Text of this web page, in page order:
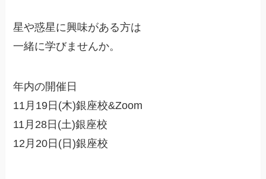
星や惑星に興味がある方は
一緒に学びませんか。
年内の開催日
11月19日(木)銀座校&Zoom
11月28日(土)銀座校
12月20日(日)銀座校